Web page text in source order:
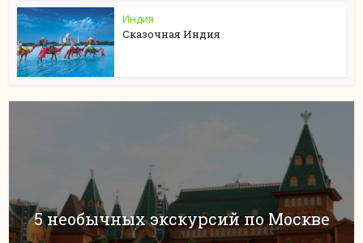
Индия
Сказочная Индия
5 необычных экскурсий по Москве